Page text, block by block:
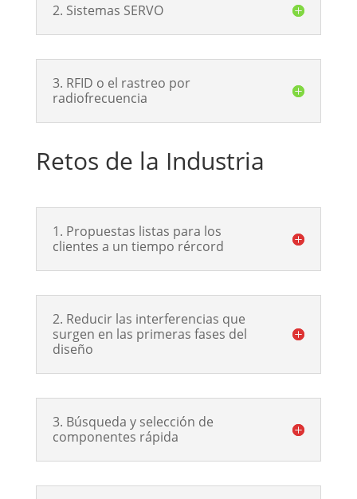
2. Sistemas SERVO
3. RFID o el rastreo por
radiofrecuencia
Retos de la Industria
1. Propuestas listas para los
clientes a un tiempo rércord
2. Reducir las interferencias que
surgen en las primeras fases del
diseño
3. Búsqueda y selección de
componentes rápida